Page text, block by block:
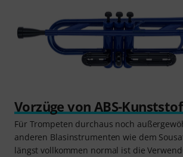
Vorzüge von ABS-
Für Trompeten durchaus noch
anderen Blasinstrumenten wie dem
längst vollkommen normal ist die